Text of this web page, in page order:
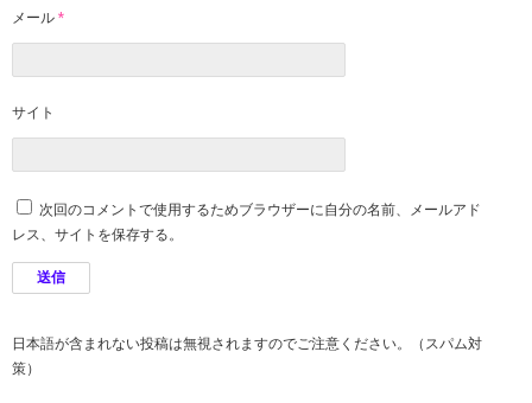
メール *
サイト
次回のコメントで使用するためブラウザーに自分の名前、メールアド
レス、サイトを保存する。
日本語が含まれない投稿は無視されますのでご注意ください。（スパム対
策）